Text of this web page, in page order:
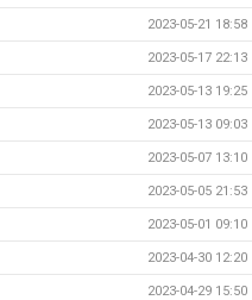
2023-05-21 18:58
2023-05-17 22:13
2023-05-13 19:25
2023-05-13 09:03
2023-05-07 13:10
2023-05-05 21:53
2023-05-01 09:10
2023-04-30 12:20
2023-04-29 15:50